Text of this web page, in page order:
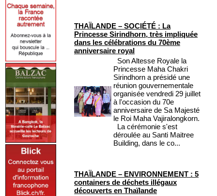
THAÏLANDE – SOCIÉTÉ : La
Princesse Sirindhorn, très impliquée
dans les célébrations du 70ème
anniversaire royal
Son Altesse Royale la
Princesse Maha Chakri
Sirindhorn a présidé une
réunion gouvernementale
organisée vendredi 29 juillet
à l'occasion du 70e
anniversaire de Sa Majesté
le Roi Maha Vajiralongkorn.
La cérémonie s'est
déroulée au Santi Maitree
Building, dans le co...
THAÏLANDE – ENVIRONNEMENT : 5
containers de déchets illégaux
découverts en Thaïlande